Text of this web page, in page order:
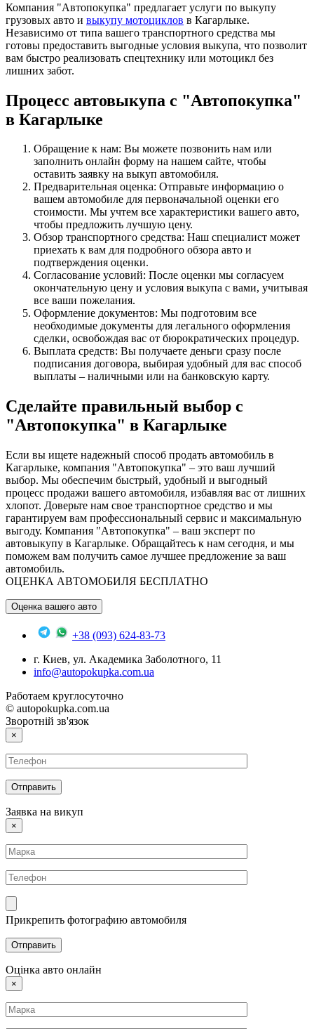
Компания "Автопокупка" предлагает услуги по выкупу
грузовых авто и выкупу мотоциклов в Кагарлыке.
Независимо от типа вашего транспортного средства мы
готовы предоставить выгодные условия выкупа, что позволит
вам быстро реализовать спецтехнику или мотоцикл без
лишних забот.
Процесс автовыкупа с "Автопокупка"
в Кагарлыке
Обращение к нам: Вы можете позвонить нам или
заполнить онлайн форму на нашем сайте, чтобы
оставить заявку на выкуп автомобиля.
Предварительная оценка: Отправьте информацию о
вашем автомобиле для первоначальной оценки его
стоимости. Мы учтем все характеристики вашего авто,
чтобы предложить лучшую цену.
Обзор транспортного средства: Наш специалист может
приехать к вам для подробного обзора авто и
подтверждения оценки.
Согласование условий: После оценки мы согласуем
окончательную цену и условия выкупа с вами, учитывая
все ваши пожелания.
Оформление документов: Мы подготовим все
необходимые документы для легального оформления
сделки, освобождая вас от бюрократических процедур.
Выплата средств: Вы получаете деньги сразу после
подписания договора, выбирая удобный для вас способ
выплаты – наличными или на банковскую карту.
Сделайте правильный выбор с
"Автопокупка" в Кагарлыке
Если вы ищете надежный способ продать автомобиль в
Кагарлыке, компания "Автопокупка" – это ваш лучший
выбор. Мы обеспечим быстрый, удобный и выгодный
процесс продажи вашего автомобиля, избавляя вас от лишних
хлопот. Доверьте нам свое транспортное средство и мы
гарантируем вам профессиональный сервис и максимальную
выгоду. Компания "Автопокупка" – ваш эксперт по
автовыкупу в Кагарлыке. Обращайтесь к нам сегодня, и мы
поможем вам получить самое лучшее предложение за ваш
автомобиль.
ОЦЕНКА АВТОМОБИЛЯ БЕСПЛАТНО
Оценка вашего авто
+38 (093) 624-83-73
г. Киев, ул. Академика Заболотного, 11
info@autopokupka.com.ua
Работаем круглосуточно
© autopokupka.com.ua
Зворотній зв'язок
×
Заявка на викуп
×
Прикрепить фотографию автомобиля
Оцінка авто онлайн
×